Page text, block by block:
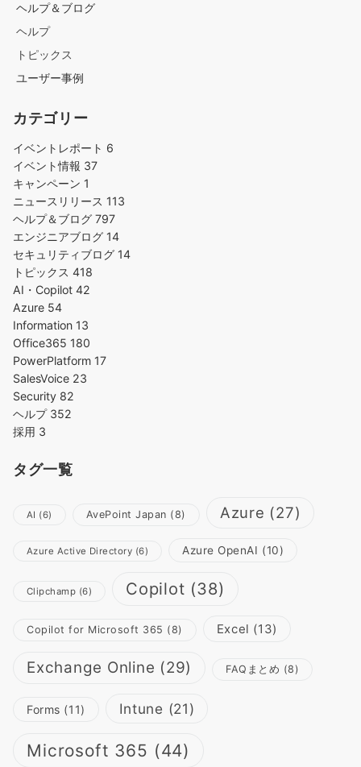
ヘルプ＆ブログ
ヘルプ
トピックス
ユーザー事例
カテゴリー
イベントレポート 6
イベント情報 37
キャンペーン 1
ニュースリリース 113
ヘルプ＆ブログ 797
エンジニアブログ 14
セキュリティブログ 14
トピックス 418
AI・Copilot 42
Azure 54
Information 13
Office365 180
PowerPlatform 17
SalesVoice 23
Security 82
ヘルプ 352
採用 3
タグ一覧
AI (6) AvePoint Japan (8) Azure (27)
Azure Active Directory (6) Azure OpenAI (10)
Clipchamp (6) Copilot (38)
Copilot for Microsoft 365 (8) Excel (13)
Exchange Online (29) FAQまとめ (8)
Forms (11) Intune (21)
Microsoft 365 (44)